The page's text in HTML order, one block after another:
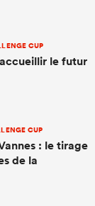
CUP
le futur
CUP
: le tirage
de la